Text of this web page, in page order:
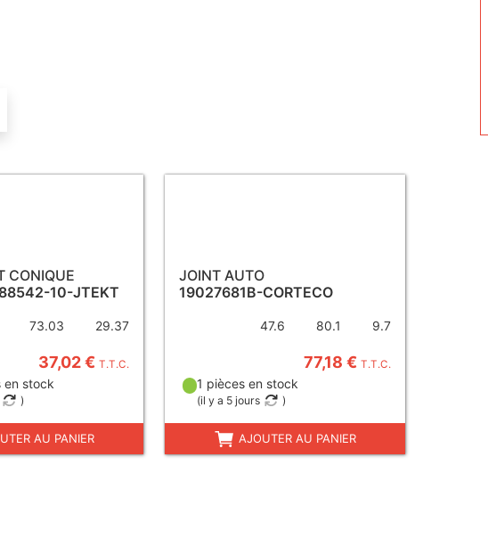
CONIQUE
10-JTEKT
73.03 29.37
37,02 € T.T.C.
en stock
)
AU PANIER
JOINT AUTO
19027681B-CORTECO
47.6 80.1 9.7
77,18 € T.T.C.
1 pièces en stock
(il y a 5 jours )
AJOUTER AU PANIER